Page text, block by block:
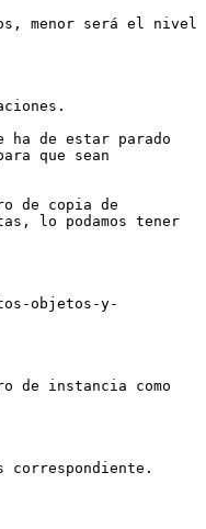
menor será el nivel
ha de estar parado
que sean
de copia de
lo podamos tener
objetos-y-
de instancia como